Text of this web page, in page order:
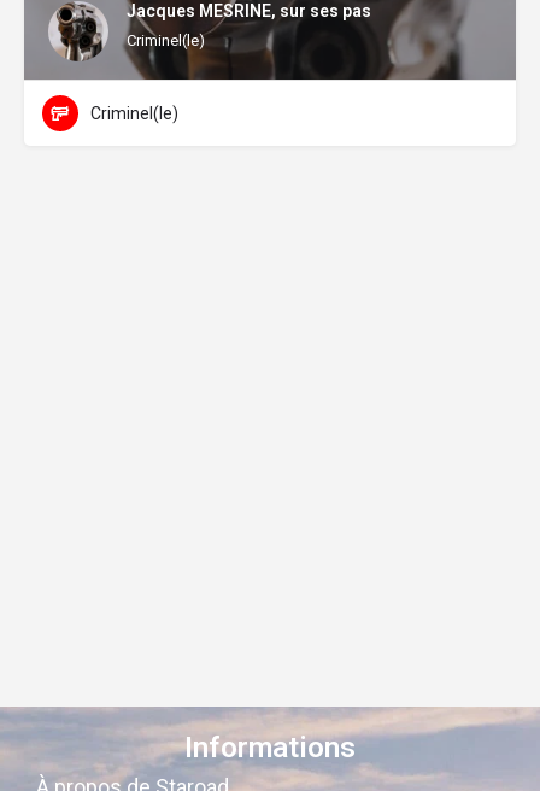
Jacques MESRINE, sur ses pas
Criminel(le)
Criminel(le)
Informations